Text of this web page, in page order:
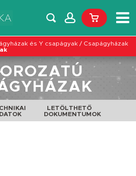
és Y csapágyak / Csapágyházak
LETÖLTHETŐ
DOKUMENTUMOK